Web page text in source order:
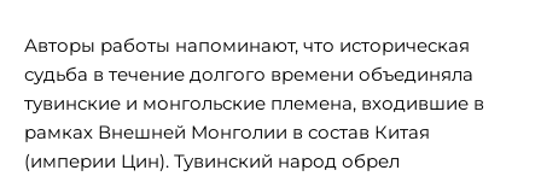
Авторы работы напоминают, что историческая
судьба в течение долгого времени объединяла
тувинские и монгольские племена, входившие в
рамках Внешней Монголии в состав Китая
(империи Цин). Тувинский народ обрел